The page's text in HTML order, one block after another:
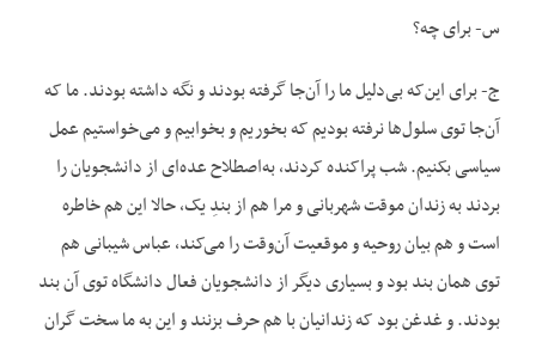
س- برای چه؟
ج- برای این‌که بی‌دلیل ما را آن‌جا گرفته بودند و نگه داشته بودند. ما که
آن‌جا توی سلول‌ها نرفته بودیم که بخوریم و بخوابیم و می‌خواستیم عمل
سیاسی بکنیم. شب پراکنده کردند، به‌اصطلاح عده‌ای از دانشجویان را
بردند به زندان موقت شهربانی و مرا هم از بندِ یک، حالا این هم خاطره
است و هم بیان روحیه و موقعیت آن‌وقت را می‌کند، عباس شیبانی هم
توی همان بند بود و بسیاری دیگر از دانشجویان فعال دانشگاه توی آن بند
بودند. و غدغن بود که زندانیان با هم حرف بزنند و این به ما سخت گران